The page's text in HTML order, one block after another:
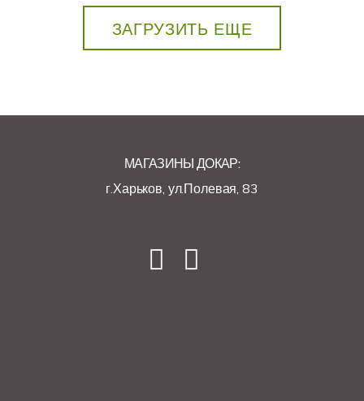
ЗАГРУЗИТЬ ЕЩЕ
МАГАЗИНЫ ДОКАР:
г.Харьков, ул.Полевая, 83